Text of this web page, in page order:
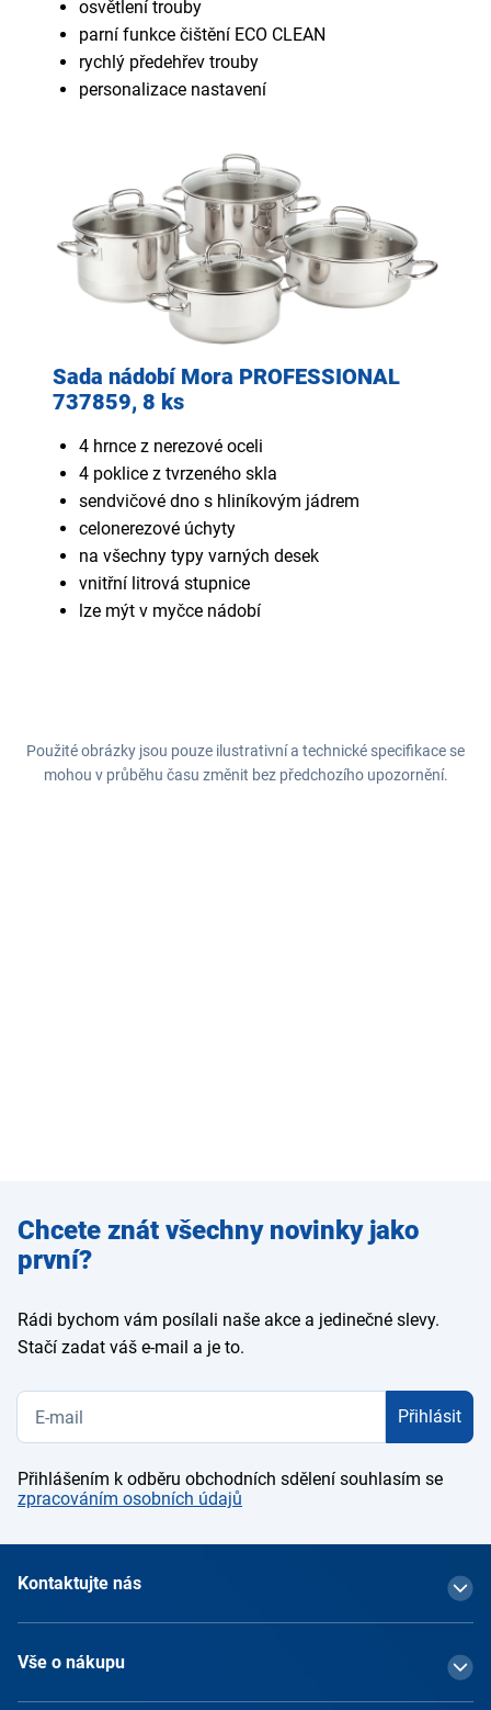
osvětlení trouby
parní funkce čištění ECO CLEAN
rychlý předehřev trouby
personalizace nastavení
Sada nádobí Mora PROFESSIONAL
737859, 8 ks
4 hrnce z nerezové oceli
4 poklice z tvrzeného skla
sendvičové dno s hliníkovým jádrem
celonerezové úchyty
na všechny typy varných desek
vnitřní litrová stupnice
lze mýt v myčce nádobí
Použité obrázky jsou pouze ilustrativní a technické specifikace se
mohou v průběhu času změnit bez předchozího upozornění.
Zadejte
e-mail
Chcete znát všechny novinky jako
první?
Rádi bychom vám posílali naše akce a jedinečné slevy.
Stačí zadat váš e-mail a je to.
Přihlásit
Přihlášením k odběru obchodních sdělení souhlasím se
zpracováním osobních údajů
Kontaktujte nás
Vše o nákupu